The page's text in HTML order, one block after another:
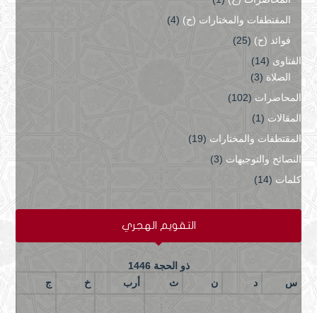
المقتطفات والمختارات (ح) (4)
فوائد (ح) (25)
الفتاوى (14)
الصلاة (3)
المحاضرات (102)
المقالات (1)
المقتطفات والمختارات (19)
النصائح والتوجيهات (3)
كلمات (14)
التقويم الهجري
ذو الحجة 1446
س
د ن ث أرب خ ج